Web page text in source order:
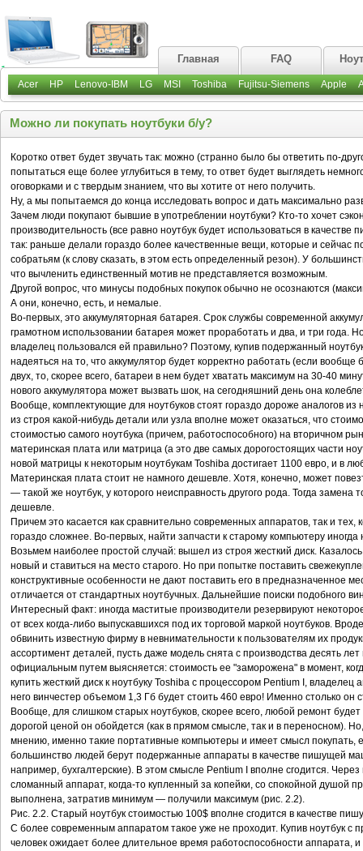
Главная FAQ
Acer HP Lenovo-IBM LG MSI Toshiba Fujitsu-Siemens Apple
Можно ли покупать ноутбуки б/у?
Коротко ответ будет звучать так: можно (странно было бы ответить по-
попытаться еще более углубиться в тему, то ответ будет выглядеть
оговорками и с твердым знанием, что вы хотите от него получить.
Ну, а мы попытаемся до конца исследовать вопрос и дать максимально
Зачем люди покупают бывшие в употреблении ноутбуки? Кто-то хочет
производительность (все равно ноутбук будет использоваться в
так: раньше делали гораздо более качественные вещи, которые и сейчас
собратьям (к слову сказать, в этом есть определенный резон). У
что вычленить единственный мотив не представляется возможным.
Другой вопрос, что минусы подобных покупок обычно не осознаются
А они, конечно, есть, и немалые.
Во-первых, это аккумуляторная батарея. Срок службы современной
грамотном использовании батарея может проработать и два, и три года.
владелец пользовался ей правильно? Поэтому, купив подержанный
надеяться на то, что аккумулятор будет корректно работать (если вообще
двух, то, скорее всего, батареи в нем будет хватать максимум на 30-40
нового аккумулятора может вызвать шок, на сегодняшний день она
Вообще, комплектующие для ноутбуков стоят гораздо дороже аналогов
из строя какой-нибудь детали или узла вполне может оказаться, что
стоимостью самого ноутбука (причем, работоспособного) на вторичном
материнская плата или матрица (а это две самых дорогостоящих части
новой матрицы к некоторым ноутбукам Toshiba достигает 1100 евро, и в
Материнская плата стоит не намного дешевле. Хотя, конечно, может
— такой же ноутбук, у которого неисправность другого рода. Тогда
дешевле.
Причем это касается как сравнительно современных аппаратов, так и
гораздо сложнее. Во-первых, найти запчасти к старому компьютеру
Возьмем наиболее простой случай: вышел из строя жесткий диск.
новый и ставиться на место старого. Но при попытке поставить
конструктивные особенности не дают поставить его в предназначенное
отличается от стандартных ноутбучных. Дальнейшие поиски подобного
Интересный факт: иногда маститые производители резервируют
от всех когда-либо выпускавшихся под их торговой маркой ноутбуков.
обвинить известную фирму в невнимательности к пользователям их
ассортимент деталей, пусть даже модель снята с производства десять
официальным путем выясняется: стоимость ее "заморожена" в момент,
купить жесткий диск к ноутбуку Toshiba с процессором Pentium I,
него винчестер объемом 1,3 Гб будет стоить 460 евро! Именно столько он
Вообще, для слишком старых ноутбуков, скорее всего, любой ремонт
дорогой ценой он обойдется (как в прямом смысле, так и в переносном).
мнению, именно такие портативные компьютеры и имеет смысл покупать,
большинство людей берут подержанные аппараты в качестве пишущей
например, бухгалтерские). В этом смысле Pentium I вполне сгодится. Через
сломанный аппарат, когда-то купленный за копейки, со спокойной душой
выполнена, затратив минимум — получили максимум (рис. 2.2).
Рис. 2.2. Старый ноутбук стоимостью 100$ вполне сгодится в качестве
С более современным аппаратом такое уже не проходит. Купив ноутбук с
человек ожидает более длительное время работоспособности аппарата,